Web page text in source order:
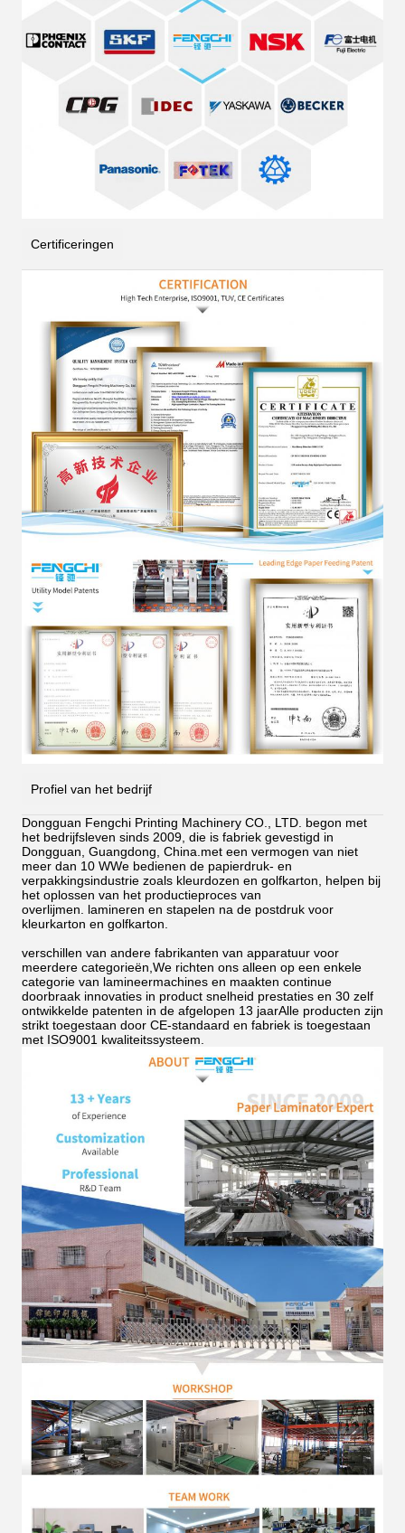
Certificeringen
Profiel van het bedrijf
Dongguan Fengchi Printing Machinery CO., LTD. begon met
het bedrijfsleven sinds 2009, die is fabriek gevestigd in
Dongguan, Guangdong, China.met een vermogen van niet
meer dan 10 WWe bedienen de papierdruk- en
verpakkingsindustrie zoals kleurdozen en golfkarton, helpen bij
het oplossen van het productieproces van
overlijmen.
lamineren en stapelen na de postdruk voor
kleurkarton en golfkarton.
verschillen van andere fabrikanten van apparatuur voor
meerdere categorieën,We richten ons alleen op een enkele
categorie van lamineermachines en maakten continue
doorbraak innovaties in product snelheid prestaties en 30 zelf
ontwikkelde patenten in de afgelopen 13 jaarAlle producten zijn
strikt toegestaan door CE-standaard en fabriek is toegestaan
met ISO9001 kwaliteitssysteem.